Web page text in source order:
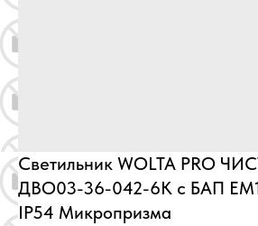
Светильник WOLTA PRO
ДВО03-36-042-6К с БАП
IP54 Микропризма